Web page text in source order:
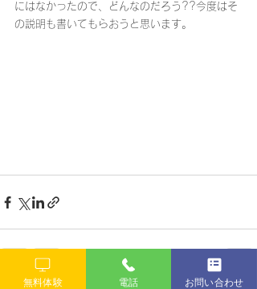
にはなかったので、どんなのだろう??今度はそ
の説明も書いてもらおうと思います。
無料体験 電話 お問い合わせ